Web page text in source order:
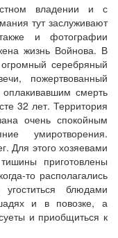
владении и с
тут заслуживают
и фотографии
жизнь Войнова. В
серебряный
пожертвованный
смерть
32 лет. Территория
очень спокойным
умиротворения.
Для этого хозяевами
приготовлены
то располагались
блюдами
и в повозке, а
и приобщиться к